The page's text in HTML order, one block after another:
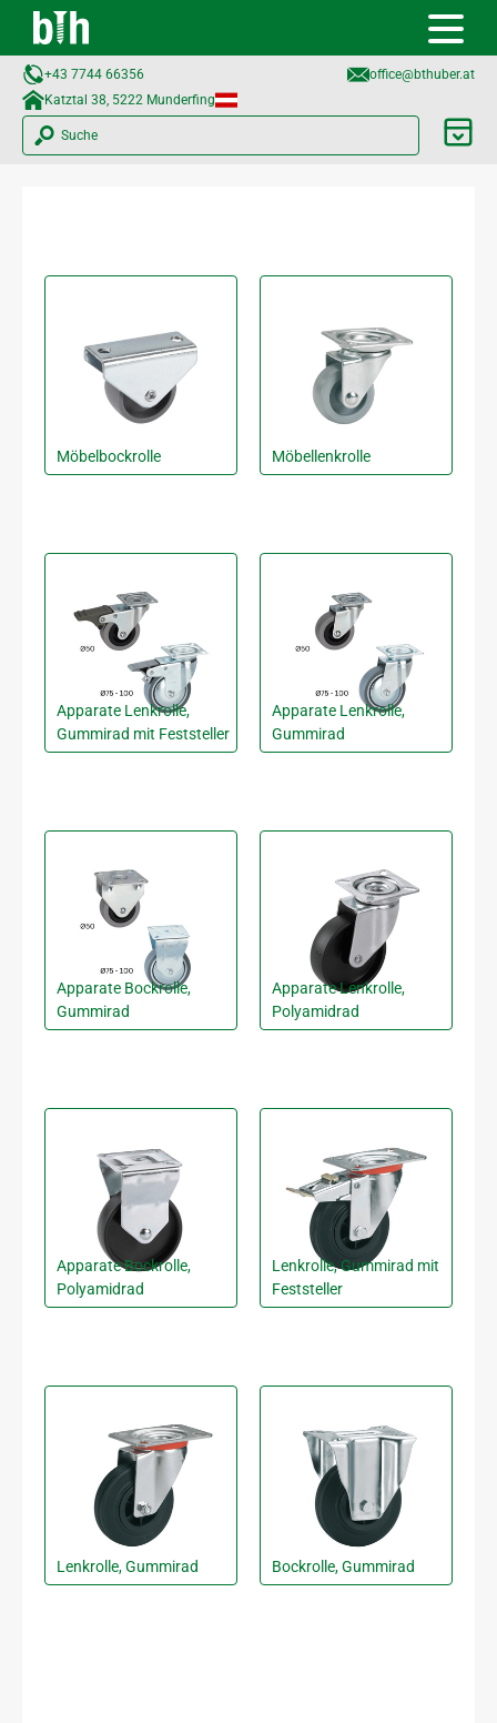
+43 7744 66356
office@bthuber.at​
Katztal 38, 5222 Munderfing
Suche
Möbelbockrolle Möbellenkrolle
Apparate Lenkrolle,
Gummirad mit Feststeller
Apparate Lenkrolle,
Gummirad
Apparate Bockrolle,
Gummirad
Apparate Lenkrolle,
Polyamidrad
Apparate Bockrolle,
Polyamidrad
Lenkrolle, Gummirad mit
Feststeller
Lenkrolle, Gummirad Bockrolle, Gummirad